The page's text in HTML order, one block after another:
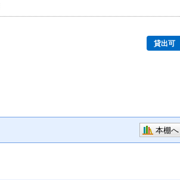
貸出可
本棚へ